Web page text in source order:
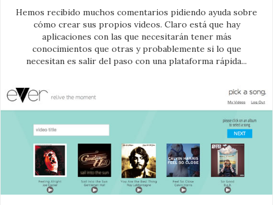
Hemos recibido muchos comentarios pidiendo ayuda sobre
cómo crear sus propios videos. Claro está que hay
aplicaciones con las que necesitarán tener más
conocimientos que otras y probablemente si lo que
necesitan es salir del paso con una plataforma rápida...